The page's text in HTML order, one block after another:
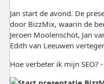
Jan start de avond. De
door BizzMix, waarin de
Jeroen Moolenschot, Jan
Edith van Leeuwen
Hoe verbeter ik mijn SEO?